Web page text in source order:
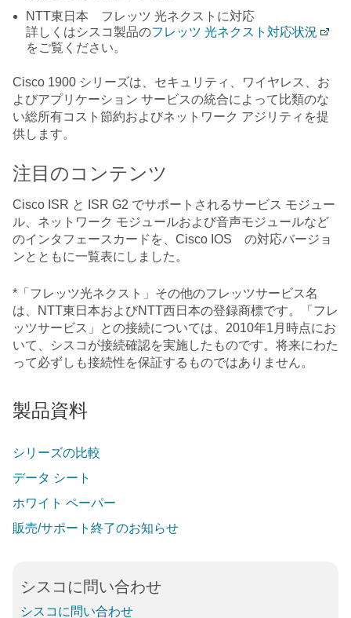
NTT東日本 フレッツ 光ネクストに対応
詳しくはシスコ製品のフレッツ 光ネクスト対応状況
をご覧ください。
Cisco 1900 シリーズは、セキュリティ、ワイヤレス、お
よびアプリケーション サービスの統合によって比類のな
い総所有コスト節約およびネットワーク アジリティを提
供します。
注目のコンテンツ
Cisco ISR と ISR G2 でサポートされるサービス モジュー
ル、ネットワーク モジュールおよび音声モジュールなど
のインタフェースカードを、Cisco IOS の対応バージョ
ンとともに一覧表にしました。
*「フレッツ光ネクスト」その他のフレッツサービス名
は、NTT東日本およびNTT西日本の登録商標です。「フレ
ッツサービス」との接続については、2010年1月時点にお
いて、シスコが接続確認を実施したものです。将来にわた
って必ずしも接続性を保証するものではありません。
製品資料
シリーズの比較
データ シート
ホワイト ペーパー
販売/サポート終了のお知らせ
シスコに問い合わせ
シスコに問い合わせ